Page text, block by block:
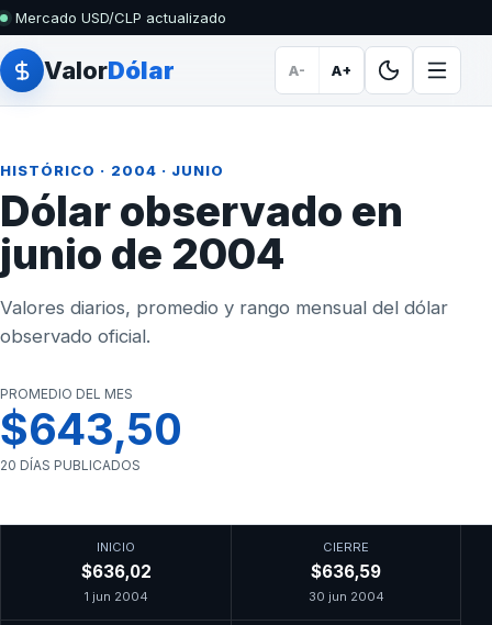
Mercado USD/CLP actualizado
ValorDólar A- A+
HISTÓRICO · 2004 · JUNIO
Dólar observado en
junio de 2004
Valores diarios, promedio y rango mensual del dólar
observado oficial.
PROMEDIO DEL MES
$643,50
20 DÍAS PUBLICADOS
INICIO
$636,02
1 jun 2004
CIERRE
$636,59
30 jun 2004